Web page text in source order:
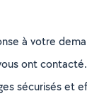
à votre
ont
sécurisés et